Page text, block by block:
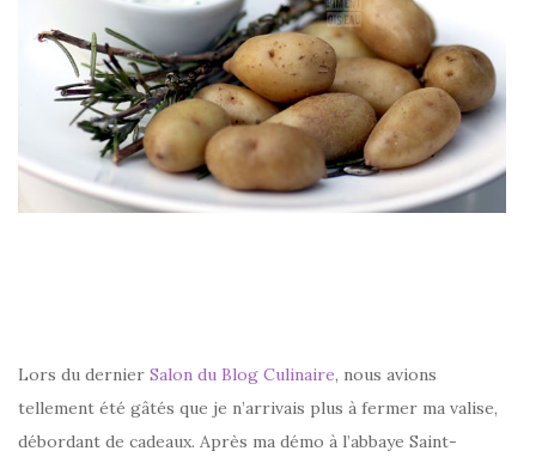
Lors du dernier Salon du Blog Culinaire, nous avions
tellement été gâtés que je n’arrivais plus à fermer ma valise,
débordant de cadeaux. Après ma démo à l’abbaye Saint-